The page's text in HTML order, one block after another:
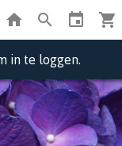
in te loggen.